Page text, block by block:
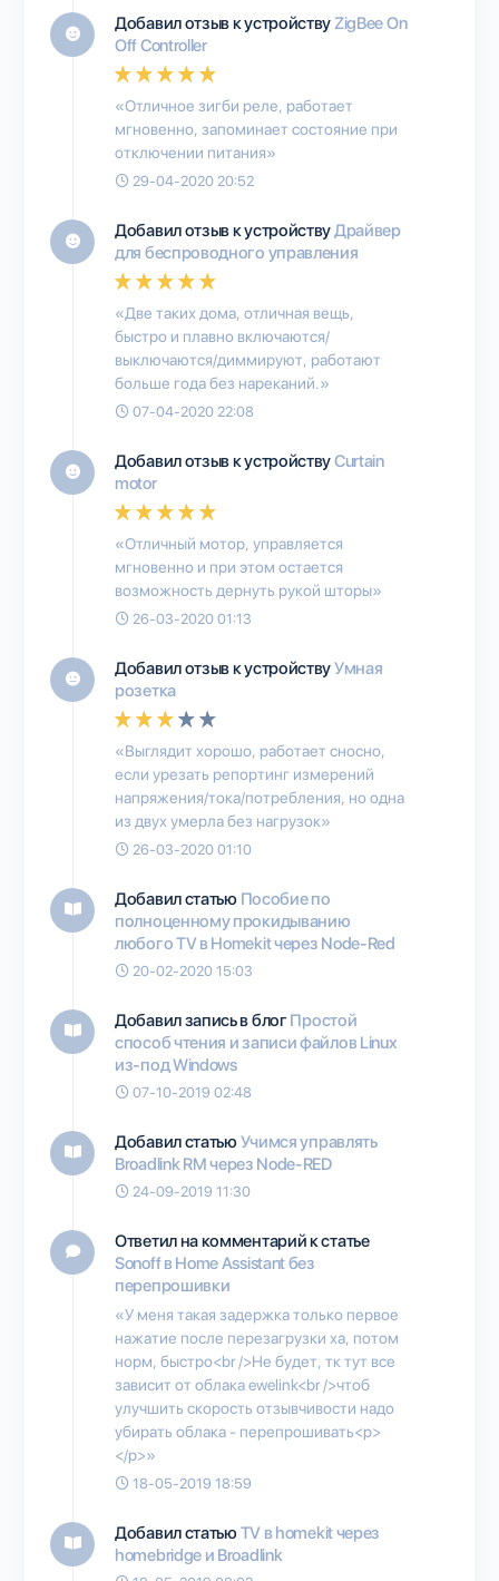
Добавил отзыв к устройству ZigBee On
Off Controller
«Отличное зигби реле, работает
мгновенно, запоминает состояние при
отключении питания»
29-04-2020 20:52
Добавил отзыв к устройствуДрайвер
для беспроводного управления
«Две таких дома, отличная вещь,
быстро и плавно включаются/
выключаются/диммируют, работают
больше года без нареканий.»
07-04-2020 22:08
Добавил отзыв к устройствуCurtain
motor
«Отличный мотор, управляется
мгновенно и при этом остается
возможность дернуть рукой шторы»
26-03-2020 01:13
Добавил отзыв к устройствуУмная
розетка
«Выглядит хорошо, работает сносно,
если урезать репортинг измерений
напряжения/тока/потребления, но одна
из двух умерла без нагрузок»
26-03-2020 01:10
Добавил статью Пособие по
полноценному прокидыванию
любого TV в Homekit через Node-Red
20-02-2020 15:03
Добавил запись в блогПростой
способ чтения и записи файлов Linux
из-под Windows
07-10-2019 02:48
Добавил статьюУчимся управлять
Broadlink RM через Node-RED
24-09-2019 11:30
Ответил на комментарий к статье
Sonoff в Home Assistant без
перепрошивки
«У меня такая задержка только первое
нажатие после перезагрузки ха, потом
норм, быстро<br />Не будет, тк тут все
зависит от облака ewelink<br />чтоб
улучшить скорость отзывчивости надо
убирать облака - перепрошивать<p>
</p>»
18-05-2019 18:59
Добавил статьюTV в homekit через
homebridge и Broadlink